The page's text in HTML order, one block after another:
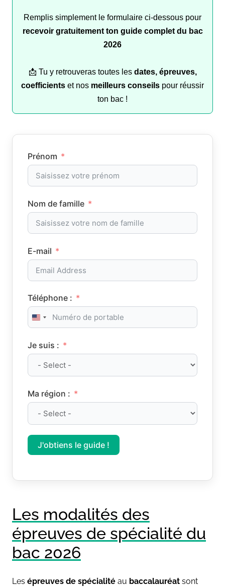
Remplis simplement le formulaire ci-dessous pour
recevoir gratuitement ton guide complet du bac
2026
📩 Tu y retrouveras toutes les dates, épreuves,
coefficients et nos meilleurs conseils pour réussir
ton bac !
Prénom
Nom de famille
E-mail
Téléphone :
United States +1
Je suis :
Ma région :
J'obtiens le guide !
Les modalités des
épreuves de spécialité du
bac 2026
Les épreuves de spécialité au baccalauréat sont